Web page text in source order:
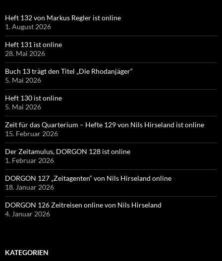
Heft 132 von Markus Regler ist online
1. August 2026
Heft 131 ist online
28. Mai 2026
Buch 13 trägt den Titel „Die Rhodanjäger“
5. Mai 2026
Heft 130 ist online
5. Mai 2026
Zeit für das Quarterium – Hefte 129 von Nils Hirseland ist online
15. Februar 2026
Der Zeitamulus, DORGON 128 ist online
1. Februar 2026
DORGON 127 „Zeitagenten“ von Nils Hirseland online
18. Januar 2026
DORGON 126 Zeitreisen online von Nils Hirseland
4. Januar 2026
KATEGORIEN